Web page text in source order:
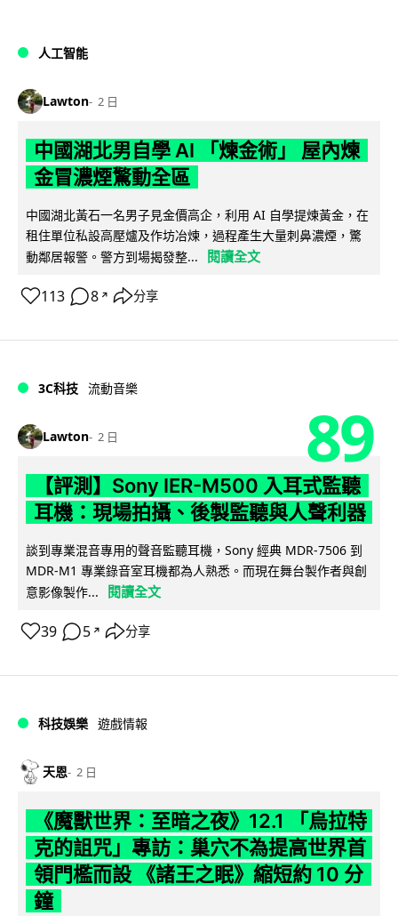
人工智能
Lawton 2 日
中國湖北男自學 AI 「煉金術」 屋內煉
金冒濃煙驚動全區
中國湖北黃石一名男子見金價高企，利用 AI 自學提煉黃金，在
租住單位私設高壓爐及作坊冶煉，過程產生大量刺鼻濃煙，驚
動鄰居報警。警方到場揭發整...
閱讀全文
113 8 ↗ 分享
3C科技 流動音樂
Lawton 2 日 89
【評測】Sony IER-M500 入耳式監聽
耳機：現場拍攝、後製監聽與人聲利器
談到專業混音專用的聲音監聽耳機，Sony 經典 MDR-7506 到
MDR-M1 專業錄音室耳機都為人熟悉。而現在舞台製作者與創
意影像製作...
閱讀全文
39 5 ↗ 分享
科技娛樂 遊戲情報
天恩 2 日
《魔獸世界：至暗之夜》12.1 「烏拉特
克的詛咒」專訪：巢穴不為提高世界首
領門檻而設 《諸王之眠》縮短約 10 分
鐘